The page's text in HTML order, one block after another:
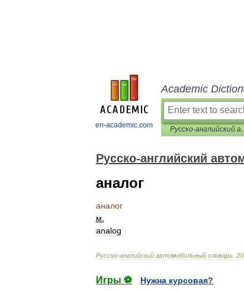
en-academic.com
Academic
Русско-
Русско-английский
аналог
аналог
м
analog
Русско-английский автомобильный словарь
Игры ⚽
Нужна курсовая?